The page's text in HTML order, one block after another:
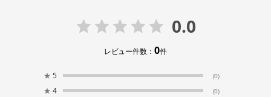
0.0
レビュー件数：0件
★ 5 (0)
★ 4 (0)